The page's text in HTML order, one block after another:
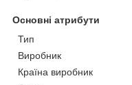
Основні атрибути
Тип
Виробник
Країна виробник